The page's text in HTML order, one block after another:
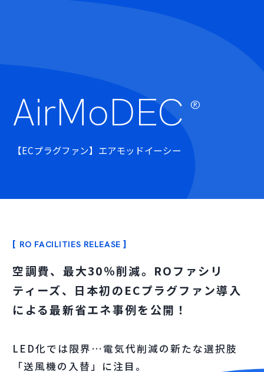
AirMoDEC ®︎
【ECプラグファン】エアモッドイーシー
RO FACILITIES RELEASE
空調費、最大30％削減。ROファシリ
ティーズ、日本初のECプラグファン導入
による最新省エネ事例を公開！
LED化では限界…電気代削減の新たな選択肢
「送風機の入替」に注目。